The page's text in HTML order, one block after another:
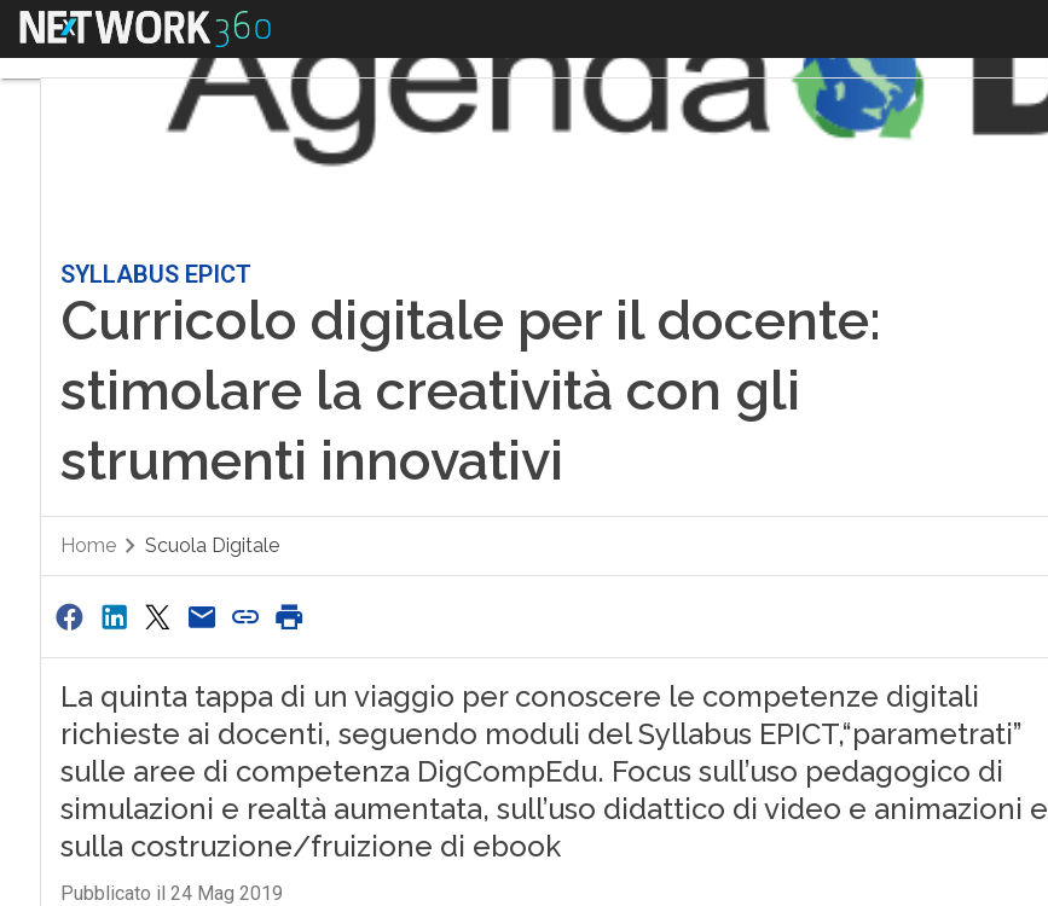
Menu
SYLLABUS EPICT
Curricolo digitale per il docente:
stimolare la creatività con gli
strumenti innovativi
Home Scuola Digitale
La quinta tappa di un viaggio per conoscere le competenze digitali
richieste ai docenti, seguendo moduli del Syllabus EPICT,“parametrati”
sulle aree di competenza DigCompEdu. Focus sull’uso pedagogico di
simulazioni e realtà aumentata, sull’uso didattico di video e animazioni e
sulla costruzione/fruizione di ebook
Pubblicato il 24 Mag 2019